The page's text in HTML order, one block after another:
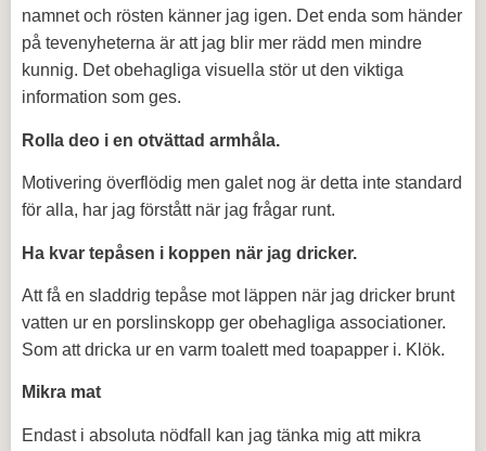
namnet och rösten känner jag igen. Det enda som händer
på tevenyheterna är att jag blir mer rädd men mindre
kunnig. Det obehagliga visuella stör ut den viktiga
information som ges.
Rolla deo i en otvättad armhåla.
Motivering överflödig men galet nog är detta inte standard
för alla, har jag förstått när jag frågar runt.
Ha kvar tepåsen i koppen när jag dricker.
Att få en sladdrig tepåse mot läppen när jag dricker brunt
vatten ur en porslinskopp ger obehagliga associationer.
Som att dricka ur en varm toalett med toapapper i. Klök.
Mikra mat
Endast i absoluta nödfall kan jag tänka mig att mikra